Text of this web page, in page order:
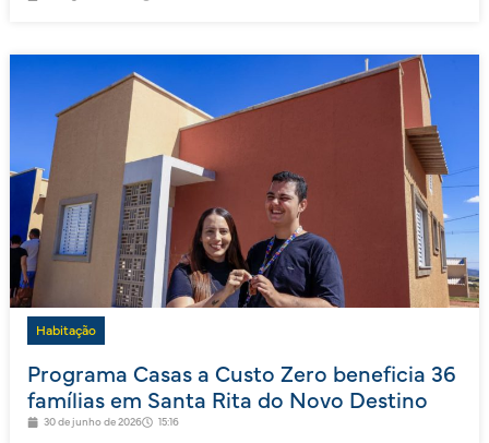
Habitação
Programa Casas a Custo Zero beneficia 36
famílias em Santa Rita do Novo Destino
30 de junho de 2026 15:16